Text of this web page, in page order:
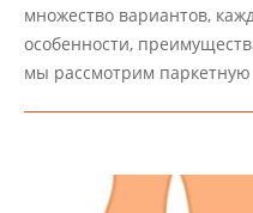
множество вариантов,
особенности,
мы рассмотрим паркетную